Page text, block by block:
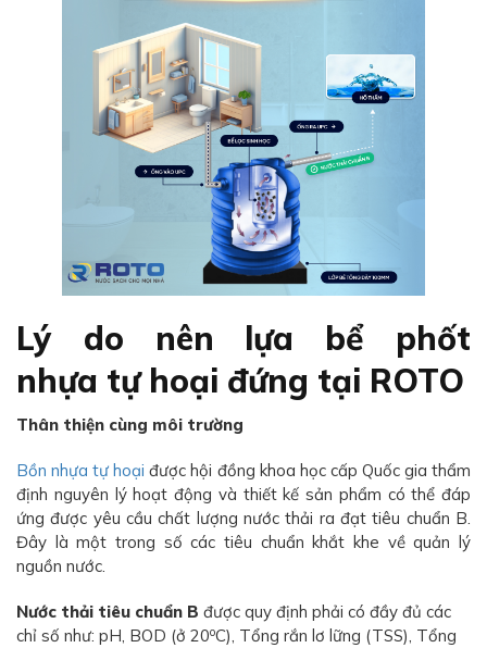
Lý do nên lựa bể phốt
nhựa tự hoại đứng tại ROTO
Thân thiện cùng môi trường
Bồn nhựa tự hoại được hội đồng khoa học cấp Quốc gia thẩm
định nguyên lý hoạt động và thiết kế sản phẩm có thể đáp
ứng được yêu cầu chất lượng nước thải ra đạt tiêu chuẩn B.
Đây là một trong số các tiêu chuẩn khắt khe về quản lý
nguồn nước.
Nước thải tiêu chuẩn B được quy định phải có đầy đủ các
chỉ số như: pH, BOD (ở 20oC), Tổng rắn lơ lững (TSS), Tổng